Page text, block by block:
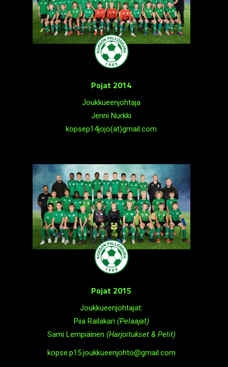
Pojat 2014
Joukkueenjohtaja
Jenni Nurkki
kopsep14jojo(at)gmail.com
Pojat 2015
Joukkueenjohtajat:
Piia Railakari (Pelaajat)
Sami Lempiäinen (Harjoitukset & Pelit)
kopse.p15.joukkueenjohto@gmail.com